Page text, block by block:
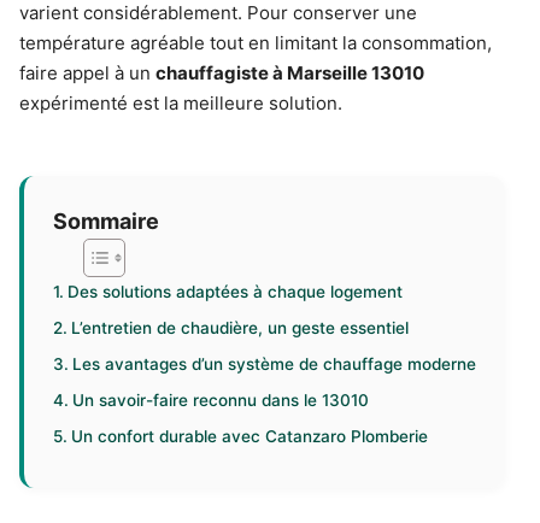
varient considérablement. Pour conserver une
température agréable tout en limitant la consommation,
faire appel à un chauffagiste à Marseille 13010
expérimenté est la meilleure solution.
Sommaire
Des solutions adaptées à chaque logement
L’entretien de chaudière, un geste essentiel
Les avantages d’un système de chauffage moderne
Un savoir-faire reconnu dans le 13010
Un confort durable avec Catanzaro Plomberie